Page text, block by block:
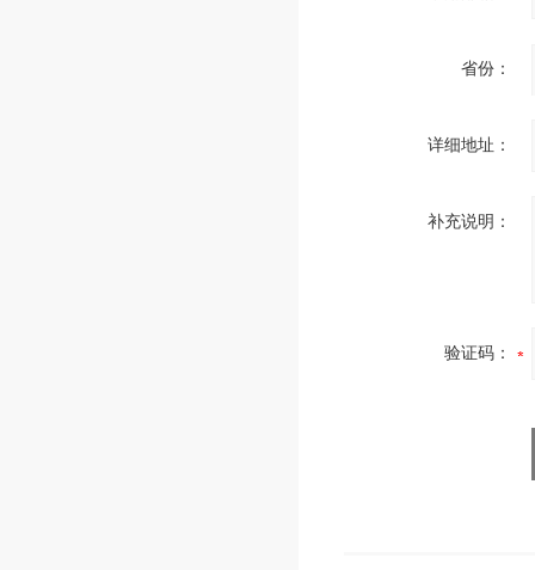
省份：
详细地址：
补充说明：
验证码：